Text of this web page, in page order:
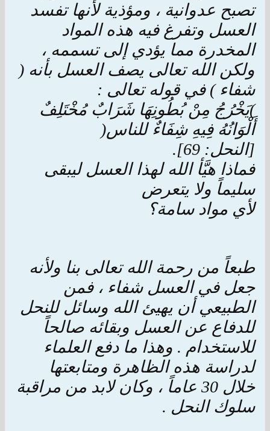
تصبح عدوانية ، ومؤذية لأنها تفسد
العسل وتفرغ فيه هذه المواد
المخدرة مما يؤدي إلى تسممه ،
ولكن الله تعالى يصف العسل بأنه (
شفاء ) في قوله تعالى :
)يَخْرُجُ مِنْ بُطُونِهَا شَرَابٌ مُخْتَلِفٌ
أَلْوَانُهُ فِيهِ شِفَاءٌ للناس(
[النحل: 69].
فماذا هيَّأ الله لهذا العسل ليبقى
سليماً ولا يتعرض
لأي مواد سامة؟
طبعاً من رحمة الله تعالى بنا ولأنه
جعل في العسل شفاء ، فمن
الطبيعي أن يهيئ الله وسائل للنحل
للدفاع عن العسل وبقائه صالحاً
للاستخدام . وهذا ما دفع العلماء
لدراسة هذه الظاهرة ومتابعتها
خلال 30 عاماً ، وكان لابد من مراقبة
سلوك النحل .